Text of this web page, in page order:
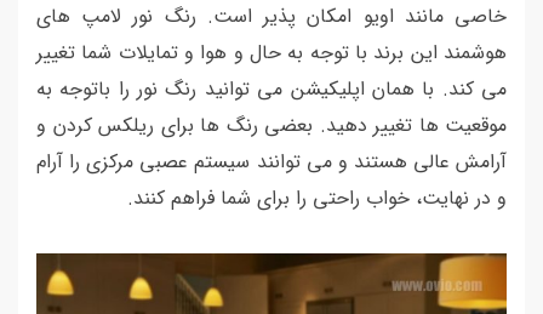
خاصی مانند اویو امکان پذیر است. رنگ نور لامپ های
هوشمند این برند با توجه به حال و هوا و تمایلات شما تغییر
می کند. با همان اپلیکیشن می توانید رنگ نور را باتوجه به
موقعیت ها تغییر دهید. بعضی رنگ ها برای ریلکس کردن و
آرامش عالی هستند و می توانند سیستم عصبی مرکزی را آرام
و در نهایت، خواب راحتی را برای شما فراهم کنند.